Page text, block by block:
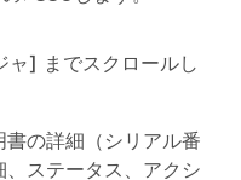
ャ] までスクロールし
の詳細（シリアル番
ステータス、アクシ